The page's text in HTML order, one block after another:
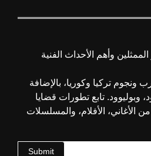
وأهم الأحداث الفنية
ونجوم تركيا وكوريا، بالإضافة
وبوليوود. تابع تطورات قضايا
الأغاني، الأفلام، والمسلسلات
Submit